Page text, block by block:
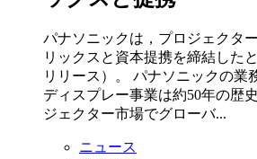
パナソニックは，プロジェクタ
リックスと資本提携を締結した
リリース）。 パナソニックの業
ディスプレー事業は約50年の歴
ジェクター市場でグローバ...
ニュース